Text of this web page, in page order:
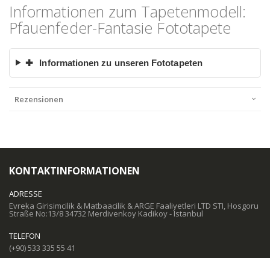
Informationen zum Tapetenmodell:
Pfauenfeder-Fantasie Fototapete
✚ Informationen zu unseren Fototapeten
Rezensionen
KONTAKTINFORMATIONEN
ADRESSE
Evreka Girisimcilik & Matbaacilik & ARGE Faaliyetleri LTD STI, Hosgoru
Straße No:13/8 34732 Merdivenkoy Kadikoy - Istanbul
TELEFON
(+90) 533 335 55 41